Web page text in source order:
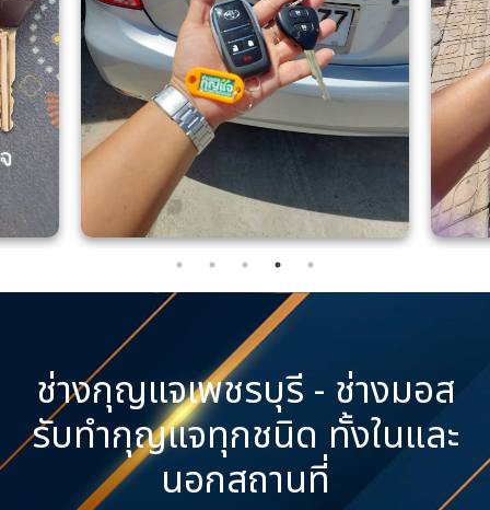
ช่างกุญแจเพชรบุรี - ช่างมอส
รับทำกุญแจทุกชนิด ทั้งในและ
นอกสถานที่